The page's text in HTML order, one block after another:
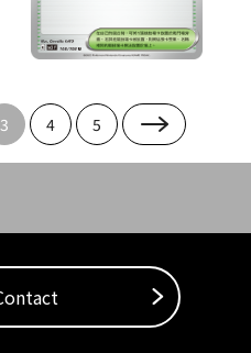
3 4 5